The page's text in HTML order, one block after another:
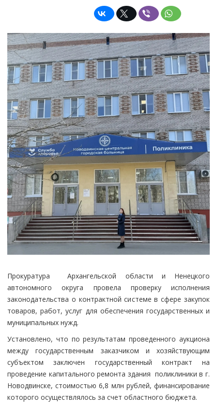
Прокуратура Архангельской области и Ненецкого
автономного округа провела проверку исполнения
законодательства о контрактной системе в сфере закупок
товаров, работ, услуг для обеспечения государственных и
муниципальных нужд.
Установлено, что по результатам проведенного аукциона
между государственным заказчиком и хозяйствующим
субъектом заключен государственный контракт на
проведение капитального ремонта здания поликлиники в г.
Новодвинске, стоимостью 6,8 млн рублей, финансирование
которого осуществлялось за счет областного бюджета.